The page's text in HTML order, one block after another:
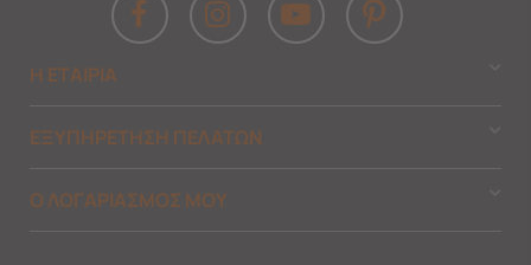
Η ΕΤΑΙΡΙΑ
ΕΞΥΠΗΡΕΤΗΣΗ ΠΕΛΑΤΩΝ
Ο ΛΟΓΑΡΙΑΣΜΟΣ ΜΟΥ